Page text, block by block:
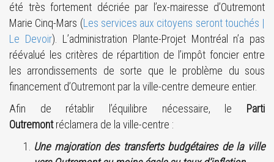
été très fortement décriée par l’ex-mairesse d’Outremont
Marie Cinq-Mars (Les services aux citoyens seront touchés |
Le Devoir). L’administration Plante-Projet Montréal n’a pas
réévalué les critères de répartition de l’impôt foncier entre
les arrondissements de sorte que le problème du sous
financement d’Outremont par la ville-centre demeure entier.
Afin de rétablir l’équilibre nécessaire, le Parti
Outremontréclamera de la ville-centre :
Une majoration des transferts budgétaires de la ville